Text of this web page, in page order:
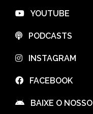
⠀YOUTUBE
⠀PODCASTS
⠀INSTAGRAM
⠀FACEBOOK
⠀BAIXE O